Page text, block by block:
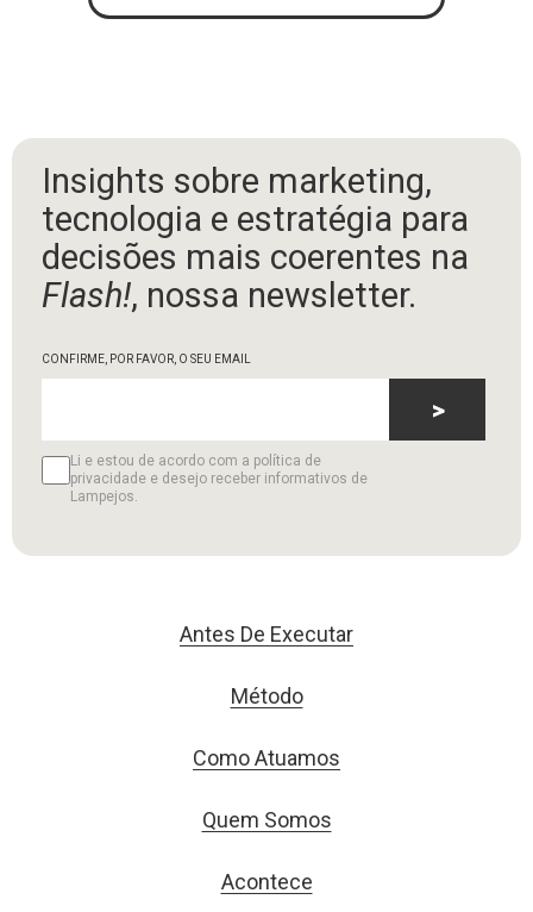
Insights sobre marketing,
tecnologia e estratégia para
decisões mais coerentes na
Flash!, nossa newsletter.
CONFIRME, POR FAVOR, O SEU EMAIL
Li e estou de acordo com a política de
privacidade e desejo receber informativos de
Lampejos.
>
Antes De Executar
Método
Como Atuamos
Quem Somos
Acontece